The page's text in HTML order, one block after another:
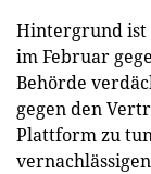
Hintergrund ist
im Februar
Behörde
gegen den
Plattform zu